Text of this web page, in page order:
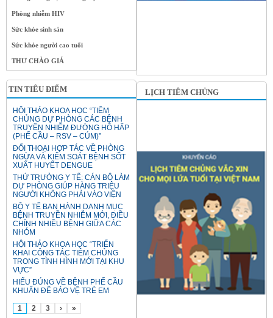
Phòng nhiễm HIV
Sức khỏe sinh sản
Sức khỏe người cao tuổi
THƯ CHÀO GIÁ
TIN TIÊU ĐIỂM
HỘI THẢO KHOA HỌC “TIÊM
CHỦNG DỰ PHÒNG CÁC BỆNH
TRUYỀN NHIỄM ĐƯỜNG HÔ HẤP
(PHẾ CẦU – RSV – CÚM)”
ĐỐI THOẠI HỢP TÁC VỀ PHÒNG
NGỪA VÀ KIỂM SOÁT BỆNH SỐT
XUẤT HUYẾT DENGUE
THỨ TRƯỞNG Y TẾ: CÁN BỘ LÀM
DỰ PHÒNG GIÚP HÀNG TRIỆU
NGƯỜI KHÔNG PHẢI VÀO VIỆN
BỘ Y TẾ BAN HÀNH DANH MỤC
BỆNH TRUYỀN NHIỄM MỚI, ĐIỀU
CHỈNH NHIỀU BỆNH GIỮA CÁC
NHÓM
HỘI THẢO KHOA HỌC “TRIỂN
KHAI CÔNG TÁC TIÊM CHỦNG
TRONG TÌNH HÌNH MỚI TẠI KHU
VỰC”
HIỂU ĐÚNG VỀ BỆNH PHẾ CẦU
KHUẨN ĐỂ BẢO VỆ TRẺ EM
1 2 3 › »
LỊCH TIÊM CHỦNG